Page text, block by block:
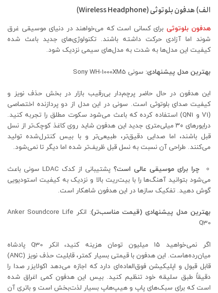
الف) هدفون‌ بلوتوثی (Wireless Headphone)
هدفون بلوتوثی برای کسانی است که می‌خواهند در دنیای موسیقی غرق
شوند اما آزادی حرکت داشته باشند. تکنولوژی‌های جدید باعث شده
کیفیت این مدل‌ها به شدت به مدل‌های سیمی نزدیک شود.
بهترین مدل پیشنهادی: سونی Sony WH-1000XM5
این هدفون در حال حاضر پرچم‌دار بی‌رقیب بازار در بخش حذف نویز و
کیفیت صدای بلوتوثی است. سونی در این مدل از دو پردازنده اختصاصی
(V1 و QN1) استفاده کرده که باعث می‌شود سکوت مطلق را تجربه کنید.
درایورهای ۳۰ میلی‌متری جدید این هدفون شاید روی کاغذ کوچک‌تر از نسل
قبل باشند، اما صدایی دقیق‌تر، طبیعی‌تر و با بیس کنترل‌شده تولید
می‌کنند. طراحی آن نسبت به نسل قبل ظریف‌تر شده اما دیگر تا نمی‌شود.
چرا برای موسیقی عالی است؟
پشتیبانی از کدک LDAC سونی باعث
می‌شود بتوانید آهنگ‌ها را با بیت‌ریت بالا و نزدیک به کیفیت استودیویی
گوش دهید. تفکیک سازها در این هدفون شاهکار است.
بهترین مدل پیشنهادی (قیمت مناسب‌تر)
: انکر Anker Soundcore Life
Q30
اگر نمی‌خواهید ۱۵ میلیون تومان هزینه کنید، انکر Q30 پادشاه
میان‌رده‌هاست. این هدفون با قیمتی بسیار کمتر، قابلیت حذف نویز (ANC)
قابل قبول و اپلیکیشن فوق‌العاده‌ای دارد که اجازه می‌دهد اکولایزر صدا را
دقیقاً طبق سلیقه خود تنظیم کنید. بیس این هدفون کمی اغراق شده
است که برای سبک‌های پاپ و هیپ‌هاپ بسیار لذت‌بخش است و باتری آن